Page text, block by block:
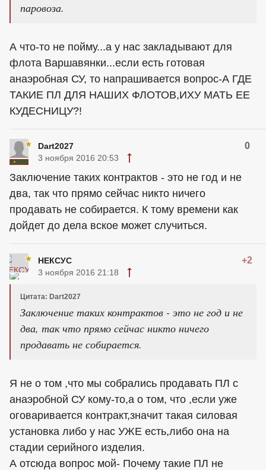
паровоза.
А что-то не пойму...а у нас закладывают для
флота Варшавянки...если есть готовая
анаэробная СУ, то напрашивается вопрос-А ГДЕ
ТАКИЕ ПЛ ДЛЯ НАШИХ ФЛОТОВ,ИХУ МАТЬ ЕЕ
КУДЕСНИЦУ?!
Dart2027 0
3 ноября 2016 20:53
Заключение таких контрактов - это не год и не
два, так что прямо сейчас никто ничего
продавать не собирается. К тому времени как
дойдет до дела вское может случиться.
НЕКСУС +2
3 ноября 2016 21:18
Цитата: Dart2027
Заключение таких контрактов - это не год и не
два, так что прямо сейчас никто ничего
продавать не собирается.
Я не о том ,что мы собрались продавать ПЛ с
анаэробной СУ кому-то,а о том, что ,если уже
оговаривается контракт,значит такая силовая
установка либо у нас УЖЕ есть,либо она на
стадии серийного изделия.
А отсюда вопрос мой- Почему такие ПЛ не